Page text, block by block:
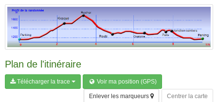
Plan de l'itinéraire
Télécharger la trace Voir ma position (GPS)
Centrer la carte
Enlever les marqueurs